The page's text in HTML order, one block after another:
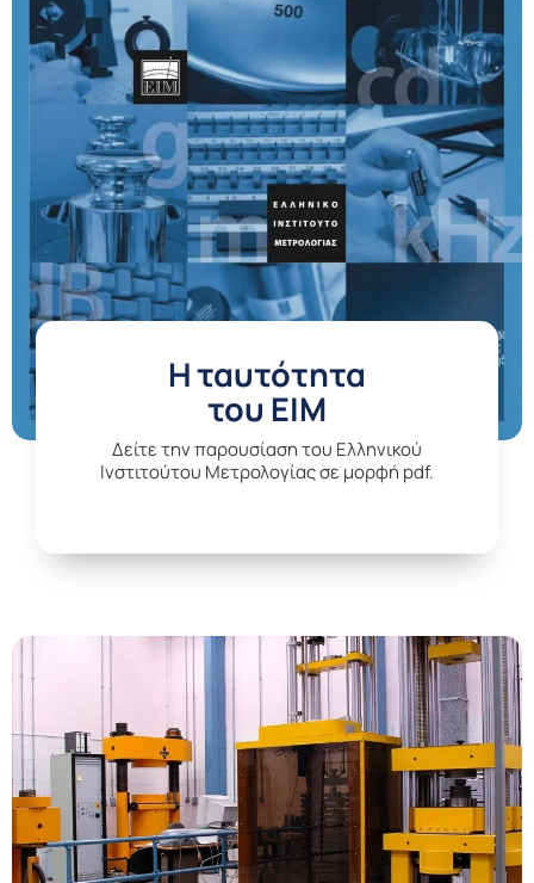
H ταυτότητα
του ΕΙΜ
Δείτε την παρουσίαση του Ελληνικού
Ινστιτούτου Μετρολογίας σε μορφή pdf.